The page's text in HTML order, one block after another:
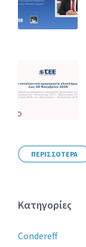
ΠΕΡΙΣΣΟΤΕΡΑ
Κατηγορίες
Condereff